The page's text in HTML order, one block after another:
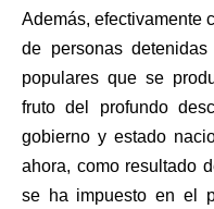
Además, efectivamente
de personas
populares que se
fruto del profundo
gobierno y estado
ahora, como resultado
se ha impuesto en el